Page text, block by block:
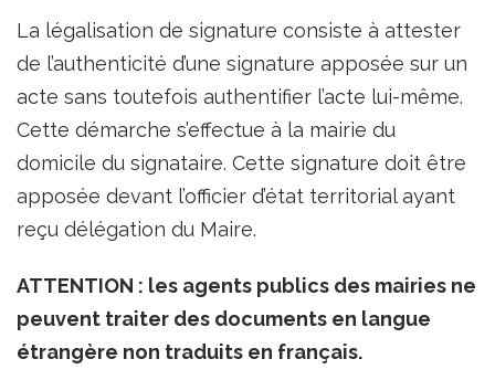
La légalisation de signature consiste à attester
de l’authenticité d’une signature apposée sur un
acte sans toutefois authentifier l’acte lui-même.
Cette démarche s’effectue à la mairie du
domicile du signataire. Cette signature doit être
apposée devant l’officier d’état territorial ayant
reçu délégation du Maire.
ATTENTION : les agents publics des mairies ne
peuvent traiter des documents en langue
étrangère non traduits en français.